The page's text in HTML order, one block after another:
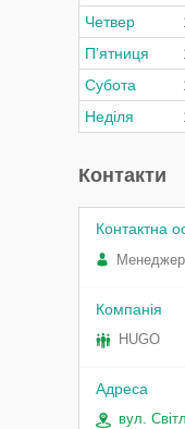
Четвер
Пʼятниця
Субота
Неділя
Контакти
Менеджер
HUGO
вул.